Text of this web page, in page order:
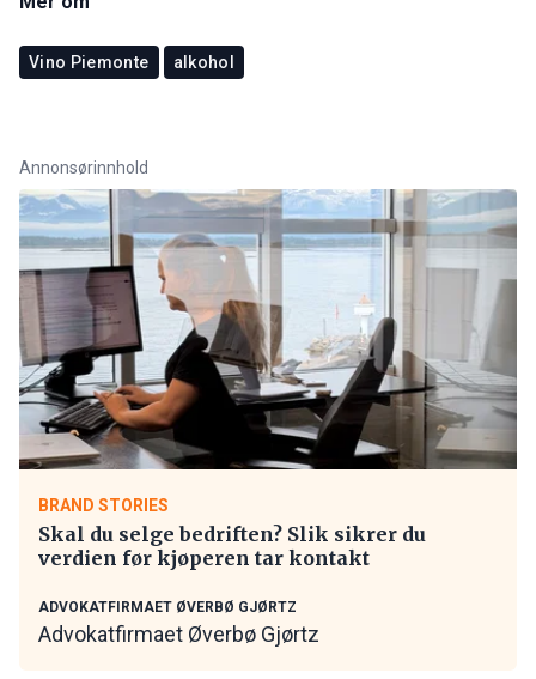
Vino Piemonte alkohol
Annonsørinnhold
BRAND STORIES
Skal du selge bedriften? Slik sikrer du
verdien før kjøperen tar kontakt
ADVOKATFIRMAET ØVERBØ GJØRTZ
Advokatfirmaet Øverbø Gjørtz